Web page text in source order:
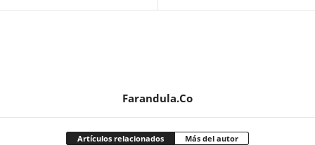
Farandula.Co
Artículos relacionados Más del autor